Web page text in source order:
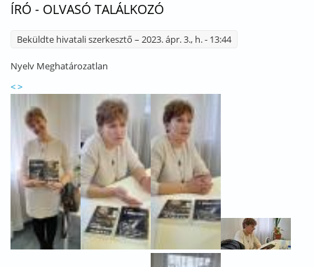
ÍRÓ - OLVASÓ TALÁLKOZÓ
Beküldte hivatali szerkesztő – 2023. ápr. 3., h. - 13:44
Nyelv Meghatározatlan
<>